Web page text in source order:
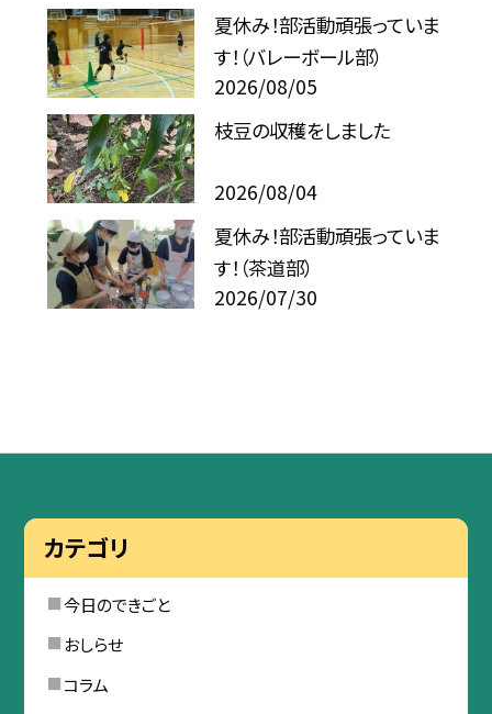
夏休み！部活動頑張っていま
す！（バレーボール部）
2026/08/05
枝豆の収穫をしました
2026/08/04
夏休み！部活動頑張っていま
す！（茶道部）
2026/07/30
カテゴリ
今日のできごと
おしらせ
コラム